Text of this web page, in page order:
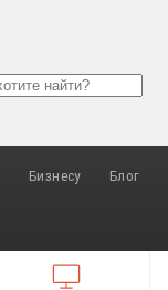
Бизнесу Блог